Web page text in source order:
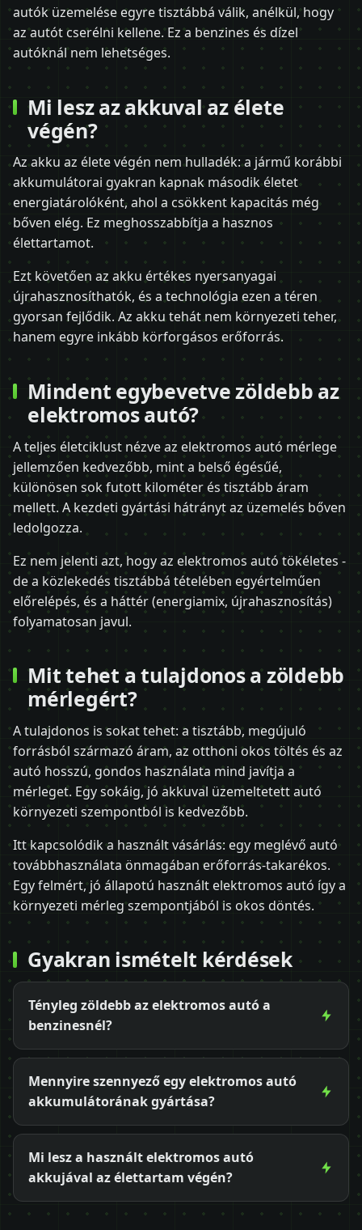
autók üzemelése egyre tisztábbá válik, anélkül, hogy
az autót cserélni kellene. Ez a benzines és dízel
autóknál nem lehetséges.
Mi lesz az akkuval az élete
végén?
Az akku az élete végén nem hulladék: a jármű korábbi
akkumulátorai gyakran kapnak második életet
energiatárolóként, ahol a csökkent kapacitás még
bőven elég. Ez meghosszabbítja a hasznos
élettartamot.
Ezt követően az akku értékes nyersanyagai
újrahasznosíthatók, és a technológia ezen a téren
gyorsan fejlődik. Az akku tehát nem környezeti teher,
hanem egyre inkább körforgásos erőforrás.
Mindent egybevetve zöldebb az
elektromos autó?
A teljes életciklust nézve az elektromos autó mérlege
jellemzően kedvezőbb, mint a belső égésűé,
különösen sok futott kilométer és tisztább áram
mellett. A kezdeti gyártási hátrányt az üzemelés bőven
ledolgozza.
Ez nem jelenti azt, hogy az elektromos autó tökéletes -
de a közlekedés tisztábbá tételében egyértelműen
előrelépés, és a háttér (energiamix, újrahasznosítás)
folyamatosan javul.
Mit tehet a tulajdonos a zöldebb
mérlegért?
A tulajdonos is sokat tehet: a tisztább, megújuló
forrásból származó áram, az otthoni okos töltés és az
autó hosszú, gondos használata mind javítja a
mérleget. Egy sokáig, jó akkuval üzemeltetett autó
környezeti szempontból is kedvezőbb.
Itt kapcsolódik a használt vásárlás: egy meglévő autó
továbbhasználata önmagában erőforrás-takarékos.
Egy felmért, jó állapotú használt elektromos autó így a
környezeti mérleg szempontjából is okos döntés.
Gyakran ismételt kérdések
Tényleg zöldebb az elektromos autó a
benzinesnél?
Mennyire szennyező egy elektromos autó
akkumulátorának gyártása?
Mi lesz a használt elektromos autó
akkujával az élettartam végén?